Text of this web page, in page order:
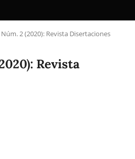
2 (2020): Revista Disertaciones
Revista